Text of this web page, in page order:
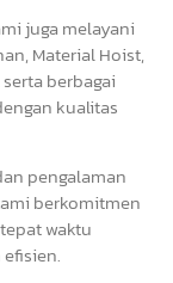
juga melayani
Material Hoist,
berbagai
kualitas
pengalaman
berkomitmen
waktu